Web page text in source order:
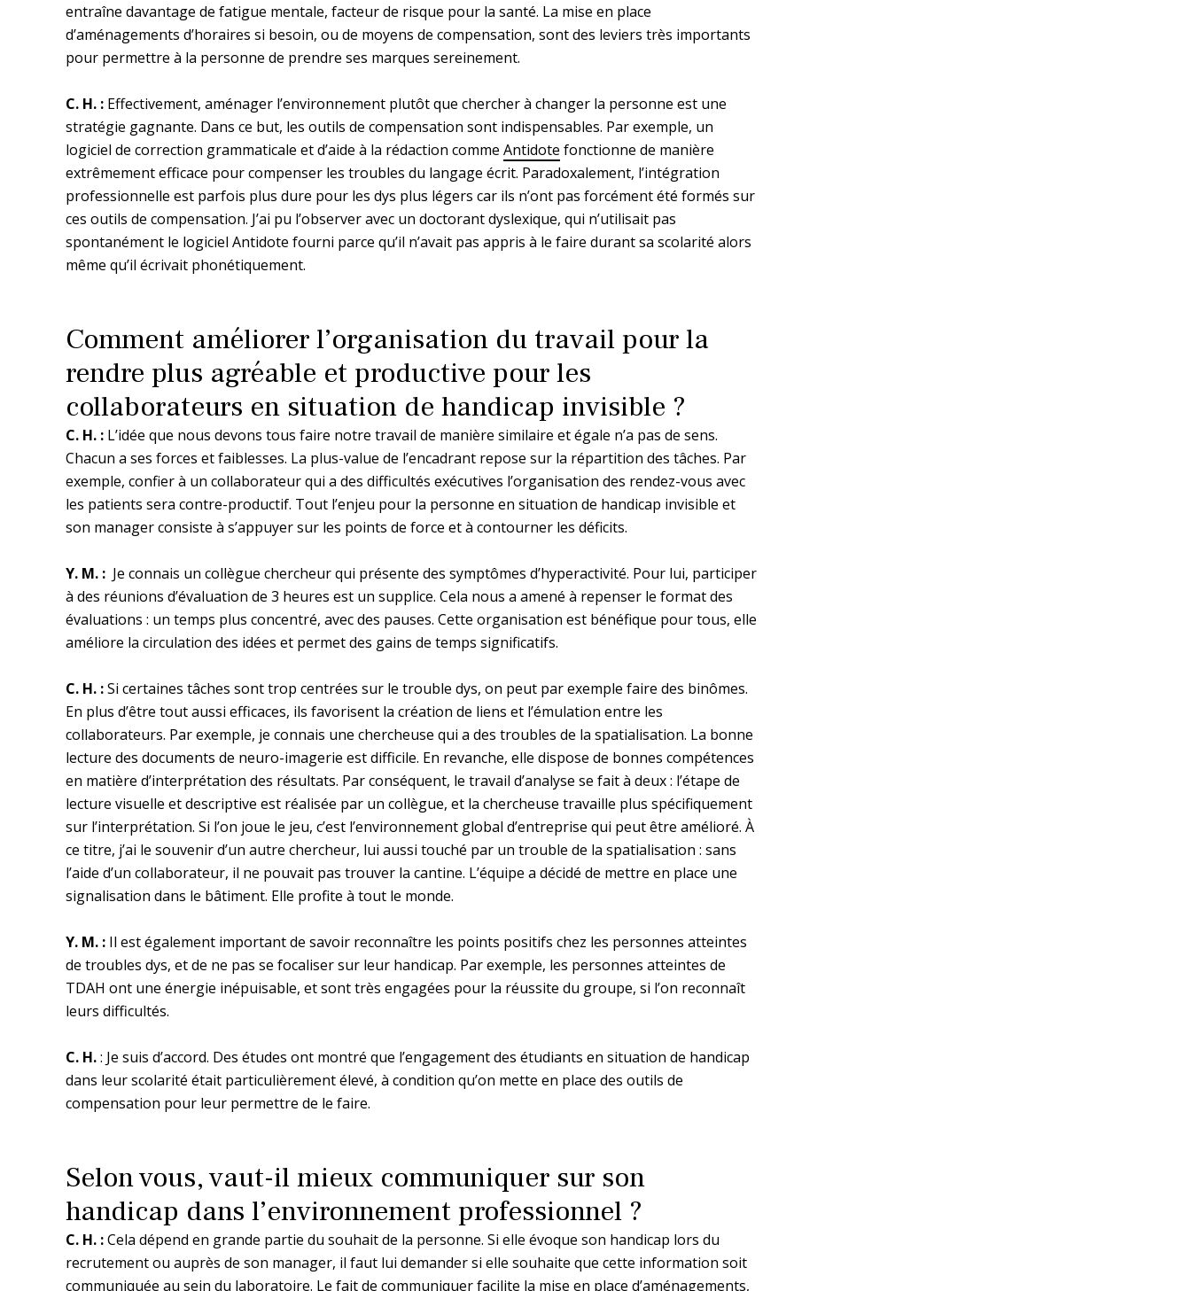
entraîne davantage de fatigue mentale, facteur de risque pour la santé. La mise en place
d’aménagements d’horaires si besoin, ou de moyens de compensation, sont des leviers très importants
pour permettre à la personne de prendre ses marques sereinement.
C. H. : Effectivement, aménager l’environnement plutôt que chercher à changer la personne est une
stratégie gagnante. Dans ce but, les outils de compensation sont indispensables. Par exemple, un
logiciel de correction grammaticale et d’aide à la rédaction comme Antidote fonctionne de manière
extrêmement efficace pour compenser les troubles du langage écrit. Paradoxalement, l’intégration
professionnelle est parfois plus dure pour les dys plus légers car ils n’ont pas forcément été formés sur
ces outils de compensation. J’ai pu l’observer avec un doctorant dyslexique, qui n’utilisait pas
spontanément le logiciel Antidote fourni parce qu’il n’avait pas appris à le faire durant sa scolarité alors
même qu’il écrivait phonétiquement.
Comment améliorer l’organisation du travail pour la
rendre plus agréable et productive pour les
collaborateurs en situation de handicap invisible ?
C. H. : L’idée que nous devons tous faire notre travail de manière similaire et égale n’a pas de sens.
Chacun a ses forces et faiblesses. La plus-value de l’encadrant repose sur la répartition des tâches. Par
exemple, confier à un collaborateur qui a des difficultés exécutives l’organisation des rendez-vous avec
les patients sera contre-productif. Tout l’enjeu pour la personne en situation de handicap invisible et
son manager consiste à s’appuyer sur les points de force et à contourner les déficits.
Y. M. : Je connais un collègue chercheur qui présente des symptômes d’hyperactivité. Pour lui, participer
à des réunions d’évaluation de 3 heures est un supplice. Cela nous a amené à repenser le format des
évaluations : un temps plus concentré, avec des pauses. Cette organisation est bénéfique pour tous, elle
améliore la circulation des idées et permet des gains de temps significatifs.
C. H. :Si certaines tâches sont trop centrées sur le trouble dys, on peut par exemple faire des binômes.
En plus d’être tout aussi efficaces, ils favorisent la création de liens et l’émulation entre les
collaborateurs. Par exemple, je connais une chercheuse qui a des troubles de la spatialisation. La bonne
lecture des documents de neuro-imagerie est difficile. En revanche, elle dispose de bonnes compétences
en matière d’interprétation des résultats. Par conséquent, le travail d’analyse se fait à deux : l’étape de
lecture visuelle et descriptive est réalisée par un collègue, et la chercheuse travaille plus spécifiquement
sur l’interprétation. Si l’on joue le jeu, c’est l’environnement global d’entreprise qui peut être amélioré. À
ce titre, j’ai le souvenir d’un autre chercheur, lui aussi touché par un trouble de la spatialisation : sans
l’aide d’un collaborateur, il ne pouvait pas trouver la cantine. L’équipe a décidé de mettre en place une
signalisation dans le bâtiment. Elle profite à tout le monde.
Y. M. : Il est également important de savoir reconnaître les points positifs chez les personnes atteintes
de troubles dys, et de ne pas se focaliser sur leur handicap. Par exemple, les personnes atteintes de
TDAH ont une énergie inépuisable, et sont très engagées pour la réussite du groupe, si l’on reconnaît
leurs difficultés.
C. H.: Je suis d’accord. Des études ont montré que l’engagement des étudiants en situation de handicap
dans leur scolarité était particulièrement élevé, à condition qu’on mette en place des outils de
compensation pour leur permettre de le faire.
Selon vous, vaut-il mieux communiquer sur son
handicap dans l’environnement professionnel ?
C. H. :Cela dépend en grande partie du souhait de la personne. Si elle évoque son handicap lors du
recrutement ou auprès de son manager, il faut lui demander si elle souhaite que cette information soit
communiquée au sein du laboratoire. Le fait de communiquer facilite la mise en place d’aménagements,